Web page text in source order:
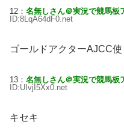
12： 名無しさん＠実況で競馬板
ID:8LqA64dF0.net
ゴールドアクターAJCC
13： 名無しさん＠実況で競馬板
ID:UIvjI5Xx0.net
キセキ